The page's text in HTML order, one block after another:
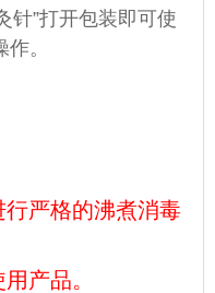
针”打开包装即可使
。
严格的沸煮消毒
产品。